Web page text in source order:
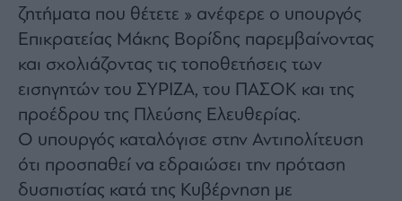
By
submitting
email,
agree
to
Terms
and
Privacy
You
can
opt
out
ζητήματα που θέτετε » ανέφερε ο υπουργός
Επικρατείας Μάκης Βορίδης παρεμβαίνοντας
και σχολιάζοντας τις τοποθετήσεις των
εισηγητών του ΣΥΡΙΖΑ, του ΠΑΣΟΚ και της
προέδρου της Πλεύσης Ελευθερίας.
Ο υπουργός καταλόγισε στην Αντιπολίτευση
ότι προσπαθεί να εδραιώσει την πρόταση
δυσπιστίας κατά της Κυβέρνηση με